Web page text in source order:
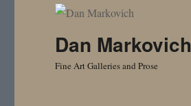
Dan Markovich
Fine Art Galleries and Prose